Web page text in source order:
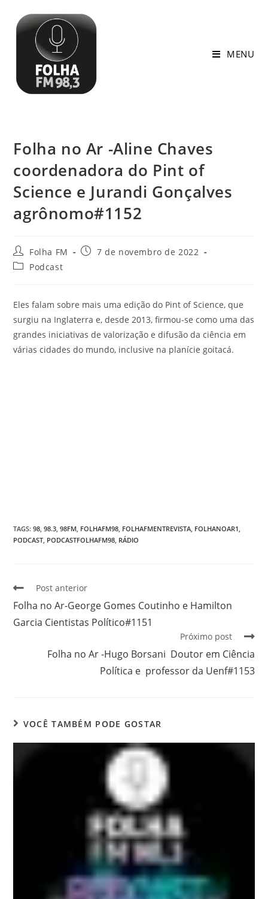
MENU
Folha no Ar -Aline Chaves
coordenadora do Pint of
Science e Jurandi Gonçalves
agrônomo#1152
Folha FM
7 de novembro de 2022
Podcast
Eles falam sobre mais uma edição do Pint of Science, que
surgiu na Inglaterra e, desde 2013, firmou-se como uma das
grandes iniciativas de valorização e difusão da ciência em
várias cidades do mundo, inclusive na planície goitacá.
TAGS:98 98.3 98FM FOLHAFM98 FOLHAFMENTREVISTA FOLHANOAR1
PODCAST PODCASTFOLHAFM98 RÁDIO
Post anterior
Folha no Ar-George Gomes Coutinho e Hamilton
Garcia Cientistas Político#1151
Próximo post
Folha no Ar -Hugo Borsani Doutor em Ciência
Política e professor da Uenf#1153
VOCÊ TAMBÉM PODE GOSTAR